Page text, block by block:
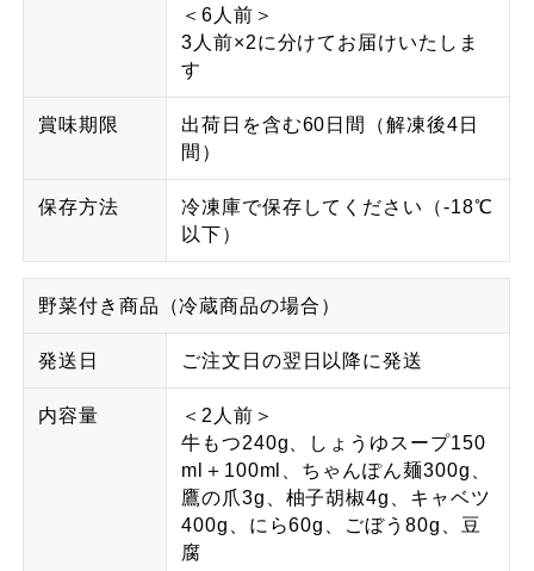
＜6人前＞
3人前×2に分けてお届けいたしま
す
賞味期限
出荷日を含む60日間（解凍後4日
間）
保存方法
冷凍庫で保存してください（-18℃
以下）
野菜付き商品（冷蔵商品の場合）
発送日 ご注文日の翌日以降に発送
内容量
＜2人前＞
牛もつ240g、しょうゆスープ150
ml＋100ml、ちゃんぽん麺300g、
鷹の爪3g、柚子胡椒4g、キャベツ
400g、にら60g、ごぼう80g、豆
腐